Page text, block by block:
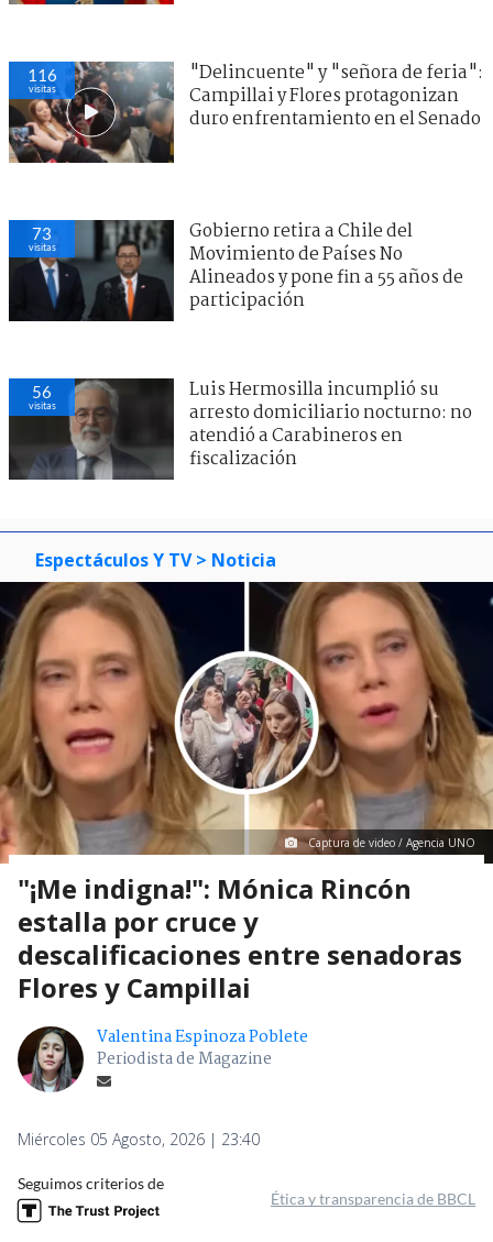
116
visitas
"Delincuente" y "señora de feria":
Campillai y Flores protagonizan
duro enfrentamiento en el Senado
73
visitas
Gobierno retira a Chile del
Movimiento de Países No
Alineados y pone fin a 55 años de
participación
56
visitas
Luis Hermosilla incumplió su
arresto domiciliario nocturno: no
atendió a Carabineros en
fiscalización
Espectáculos Y TV > Noticia
Captura de video / Agencia UNO
"¡Me indigna!": Mónica Rincón
estalla por cruce y
descalificaciones entre senadoras
Flores y Campillai
Valentina Espinoza Poblete
Periodista de Magazine
Miércoles 05 Agosto, 2026 | 23:40
Seguimos criterios de
Ética y transparencia de BBCL